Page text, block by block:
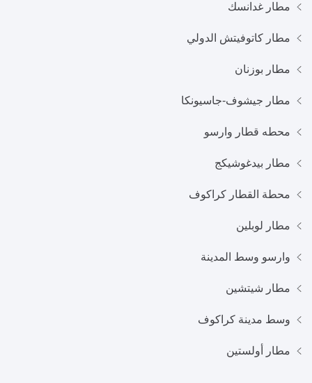
مطار غدانسك
مطار كاتوفيتش الدولي
مطار بوزنان
مطار جيشوف-جاسيونكا
محطه قطار وارسو
مطار بيدغوشيكج
محطة القطار كراكوف
مطار لوبلين
وارسو وسط المدينة
مطار شيتشين
وسط مدينة كراكوف
مطار أولستين